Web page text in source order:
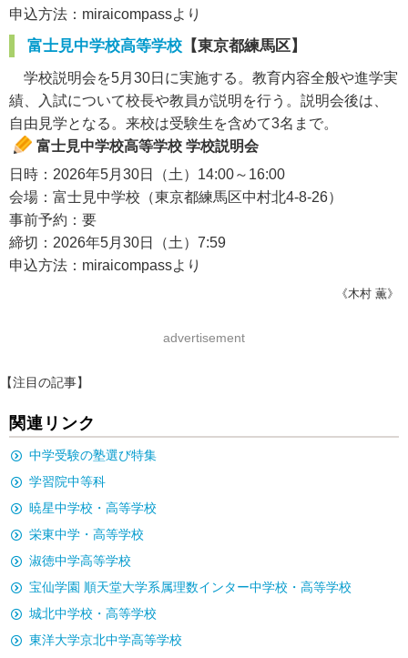
申込方法：miraicompassより
富士見中学校高等学校 【東京都練馬区】
学校説明会を5月30日に実施する。教育内容全般や進学実
績、入試について校長や教員が説明を行う。説明会後は、
自由見学となる。来校は受験生を含めて3名まで。
富士見中学校高等学校 学校説明会
日時：2026年5月30日（土）14:00～16:00
会場：富士見中学校（東京都練馬区中村北4-8-26）
事前予約：要
締切：2026年5月30日（土）7:59
申込方法：miraicompassより
《木村 薫》
advertisement
【注目の記事】
関連リンク
中学受験の塾選び特集
学習院中等科
暁星中学校・高等学校
栄東中学・高等学校
淑徳中学高等学校
宝仙学園 順天堂大学系属理数インター中学校・高等学校
城北中学校・高等学校
東洋大学京北中学高等学校